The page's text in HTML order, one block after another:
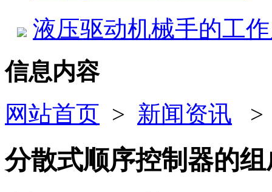
液压驱动机械手的工
信息内容
网站首页 > 新闻资讯
分散式顺序控制器的